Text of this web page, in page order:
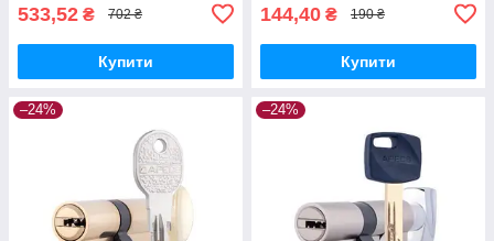
533,52 ₴ 702 ₴
Купити
144,40 ₴ 190 ₴
Купити
–24% –24%